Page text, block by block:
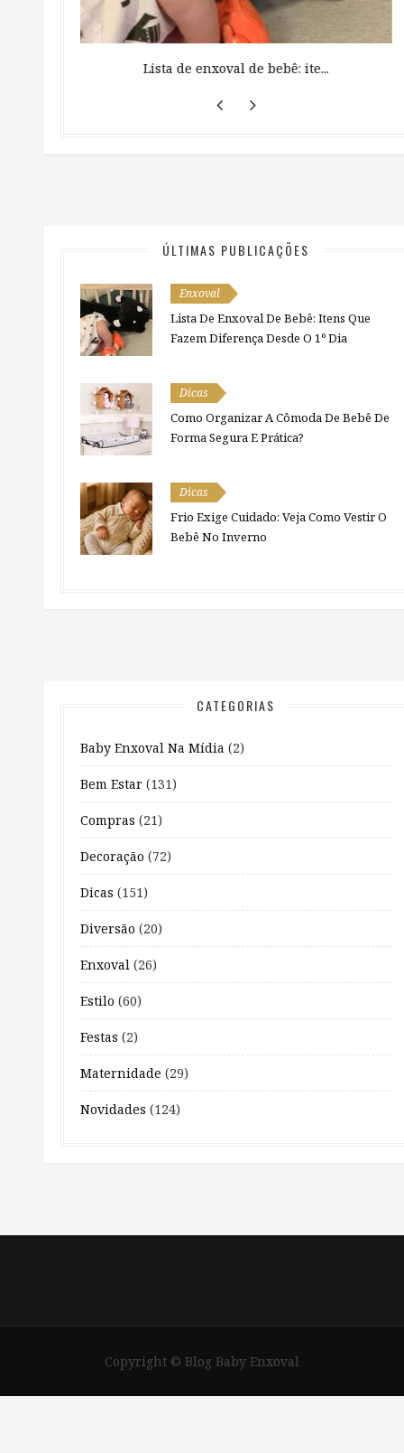
Lista de enxoval de bebê: ite...
ÚLTIMAS PUBLICAÇÕES
Enxoval
Lista De Enxoval De Bebê: Itens Que
Fazem Diferença Desde O 1º Dia
Dicas
Como Organizar A Cômoda De Bebê De
Forma Segura E Prática?
Dicas
Frio Exige Cuidado: Veja Como Vestir O
Bebê No Inverno
CATEGORIAS
Baby Enxoval Na Mídia (2)
Bem Estar (131)
Compras (21)
Decoração (72)
Dicas (151)
Diversão (20)
Enxoval (26)
Estilo (60)
Festas (2)
Maternidade (29)
Novidades (124)
Copyright © Blog Baby Enxoval